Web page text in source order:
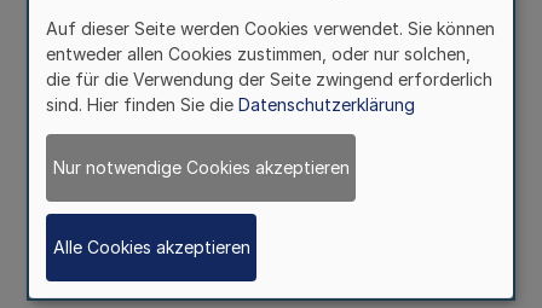
Auf dieser Seite werden Cookies verwendet. Sie können
entweder allen Cookies zustimmen, oder nur solchen,
die für die Verwendung der Seite zwingend erforderlich
sind. Hier finden Sie die Datenschutzerklärung
Nur notwendige Cookies akzeptieren
Alle Cookies akzeptieren